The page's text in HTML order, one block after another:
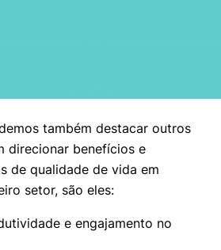
também destacar outros
direcionar benefícios e
de qualidade de vida em
setor, são eles:
e engajamento no